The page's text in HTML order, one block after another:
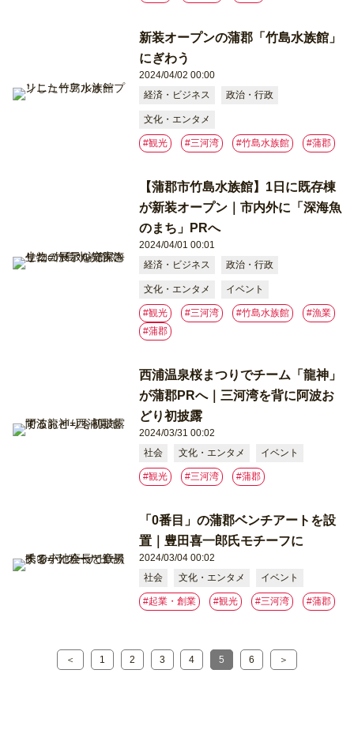
新装オープンの蒲郡「竹島水族館」
にぎわう
2024/04/02 00:00
経済・ビジネス
政治・行政
文化・エンタメ
#観光 #三河湾 #竹島水族館 #蒲郡
【蒲郡市竹島水族館】1日に既存棟
が新装オープン｜市内外に「深海魚
のまち」PRへ
2024/04/01 00:01
経済・ビジネス
政治・行政
文化・エンタメ イベント
#観光 #三河湾 #竹島水族館
#漁業
#蒲郡
西浦温泉桜まつりでチーム「龍神」
が蒲郡PRへ｜三河湾を背に阿波お
どり初披露
2024/03/31 00:02
社会
文化・エンタメ イベント
#観光 #三河湾 #蒲郡
「0番目」の蒲郡ベンチアートを設
置｜豊田喜一郎氏モチーフに
2024/03/04 00:02
社会
文化・エンタメ イベント
#起業・創業 #観光 #三河湾 #蒲郡
＜ 1 2 3 4 5 6 ＞